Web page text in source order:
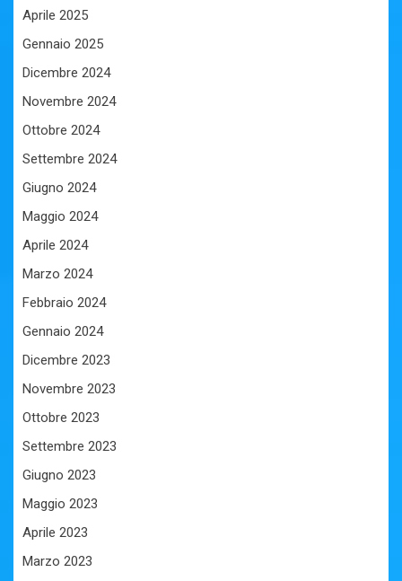
Aprile 2025
Gennaio 2025
Dicembre 2024
Novembre 2024
Ottobre 2024
Settembre 2024
Giugno 2024
Maggio 2024
Aprile 2024
Marzo 2024
Febbraio 2024
Gennaio 2024
Dicembre 2023
Novembre 2023
Ottobre 2023
Settembre 2023
Giugno 2023
Maggio 2023
Aprile 2023
Marzo 2023